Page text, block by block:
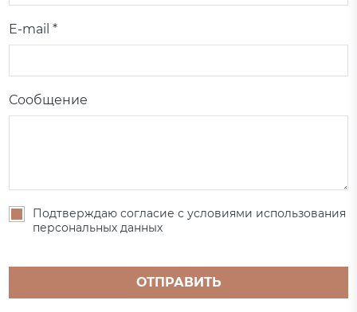
E-mail *
Сообщение
Подтверждаю согласие с условиями использования
персональных данных
ОТПРАВИТЬ